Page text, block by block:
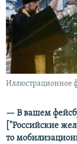
Иллюстрационное
— В вашем
["Российские
то